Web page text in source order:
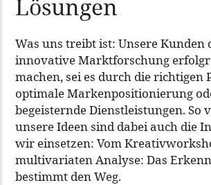
Lösungen
Was uns treibt ist: Unsere Kunden
innovative Marktforschung
machen, sei es durch die richtigen
optimale Markenpositionierung
begeisternde Dienstleistungen. So
unsere Ideen sind dabei auch die
wir einsetzen: Vom
multivariaten Analyse: Das
bestimmt den Weg.